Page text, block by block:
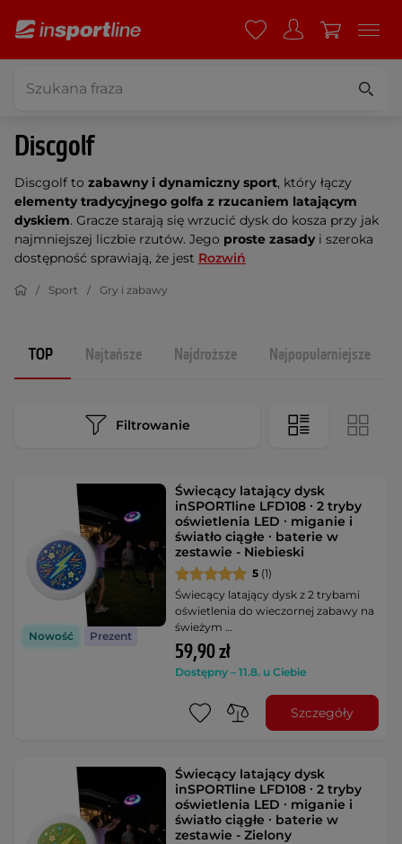
Discgolf
Discgolf to zabawny i dynamiczny sport, który łączy
elementy tradycyjnego golfa z rzucaniem latającym
dyskiem. Gracze starają się wrzucić dysk do kosza przy jak
najmniejszej liczbie rzutów. Jego proste zasadyi szeroka
dostępność sprawiają, że jest Rozwiń
Sport Gry i zabawy
TOP Najtańsze Najdroższe Najpopularniejsze
Filtrowanie
Nowość Prezent
Świecący latający dysk
inSPORTline LFD108 ∙ 2 tryby
oświetlenia LED ∙ miganie i
światło ciągłe ∙ baterie w
zestawie - Niebieski
5 (1)
Świecący latający dysk z 2 trybami
oświetlenia do wieczornej zabawy na
świeżym …
59,90 zł
Dostępny – 11.8. u Ciebie
Szczegóły
Świecący latający dysk
inSPORTline LFD108 ∙ 2 tryby
oświetlenia LED ∙ miganie i
światło ciągłe ∙ baterie w
zestawie - Zielony